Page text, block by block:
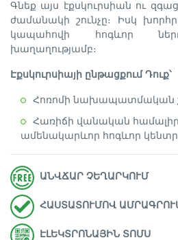
Գնեք այս էքսկուրսիան ու
ժամանակի շունչը։ Իսկ
կապահովի հոգևոր
խաղաղությամբ։
Էքսկուրսիայի ընթացքում Դուք՝
Հոռոմի նախապատմական
Հառիճի վանական
ամենակարևոր հոգևոր
ԱՆՎՃԱՐ ՉԵՂԱՐԿՈՒՄ
ՀԱՍՏԱՏՈՒՄՈՎ
ԷԼԵԿՏՐՈՆԱՅԻՆ ՏՈՄՍ